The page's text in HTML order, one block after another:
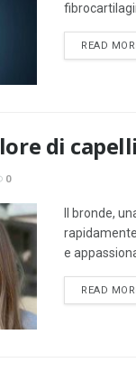
READ
di
0
Il bronde,
e
READ